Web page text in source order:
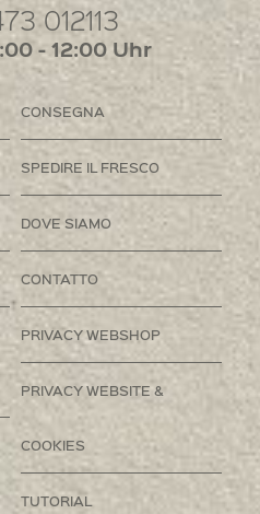
012113
- 12:00 Uhr
CONSEGNA
SPEDIRE IL FRESCO
DOVE SIAMO
CONTATTO
PRIVACY WEBSHOP
PRIVACY WEBSITE &
COOKIES
TUTORIAL